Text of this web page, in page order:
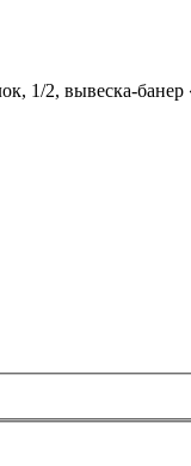
1/2, вывеска-